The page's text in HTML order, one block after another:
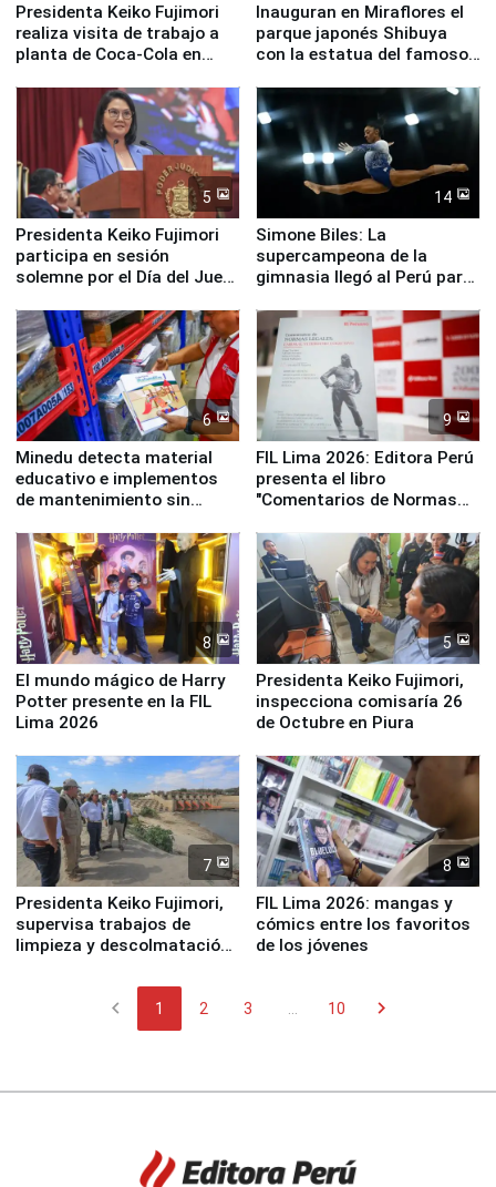
Presidenta Keiko Fujimori
realiza visita de trabajo a
planta de Coca-Cola en
Inauguran en Miraflores el
parque japonés Shibuya
con la estatua del famoso
5
Presidenta Keiko Fujimori
participa en sesión
solemne por el Día del Juez
14
Simone Biles: La
supercampeona de la
gimnasia llegó al Perú para
Panamericanos Lima 2027
6
Minedu detecta material
educativo e implementos
de mantenimiento sin
la UGEL 2
9
FIL Lima 2026: Editora Perú
presenta el libro
"Comentarios de Normas
Derecho Colectivo"
8
El mundo mágico de Harry
Potter presente en la FIL
Lima 2026
5
Presidenta Keiko Fujimori,
inspecciona comisaría 26
de Octubre en Piura
7
Presidenta Keiko Fujimori,
supervisa trabajos de
limpieza y descolmatación
8
FIL Lima 2026: mangas y
cómics entre los favoritos
de los jóvenes
chevron_left 1 2 3 10 chevron_right